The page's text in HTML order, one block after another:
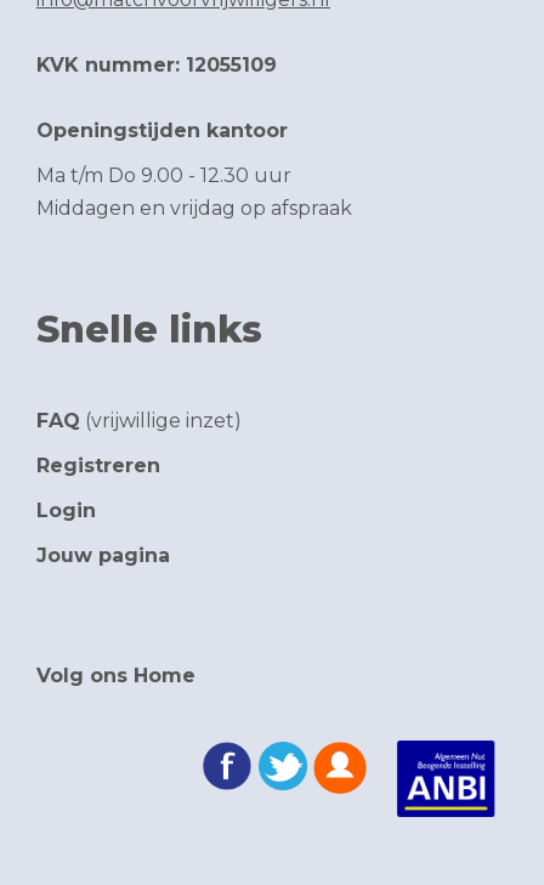
KVK nummer: 12055109
Openingstijden kantoor
Ma t/m Do 9.00 - 12.30 uur
Middagen en vrijdag op afspraak
Snelle links
FAQ (vrijwillige inzet)
Registreren
Login
Jouw pagina
Volg ons Home